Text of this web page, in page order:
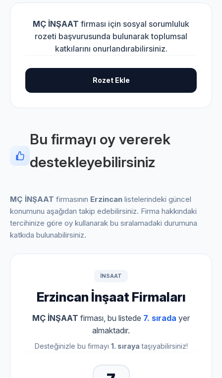
MÇ İNŞAAT firması için sosyal sorumluluk
rozeti başvurusunda bulunarak toplumsal
katkılarını onurlandırabilirsiniz.
Rozet Ekle
Bu firmayı oy vererek
destekleyebilirsiniz
MÇ İNŞAAT firmasının Erzincan listelerindeki güncel
konumunu aşağıdan takip edebilirsiniz. Firma hakkındaki
tercihinize göre oy kullanarak bu sıralamadaki durumuna
katkıda bulunabilirsiniz.
INSAAT
Erzincan İnşaat Firmaları
MÇ İNŞAAT firması, bu listede 7. sırada yer
almaktadır.
Desteğinizle bu firmayı 1. sıraya taşıyabilirsiniz!